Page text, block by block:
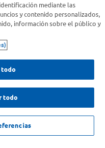
ofertas y promociones antes
ENVIAR
mediante las
y contenido personalizados,
información sobre el público y
todo
todo